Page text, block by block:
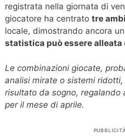
registrata nella giornata di
giocatore ha centrato tre
locale, dimostrando ancora
statistica può essere alleata
Le combinazioni giocate,
analisi mirate o sistemi
risultato da sogno, regalando
per il mese di aprile.